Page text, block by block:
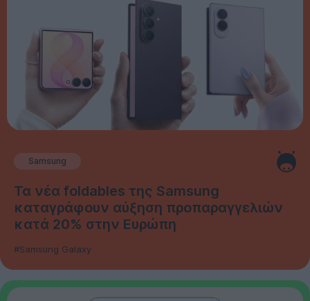
Samsung
Τα νέα foldables της Samsung
καταγράφουν αύξηση προπαραγγελιών
κατά 20% στην Ευρώπη
#Samsung Galaxy